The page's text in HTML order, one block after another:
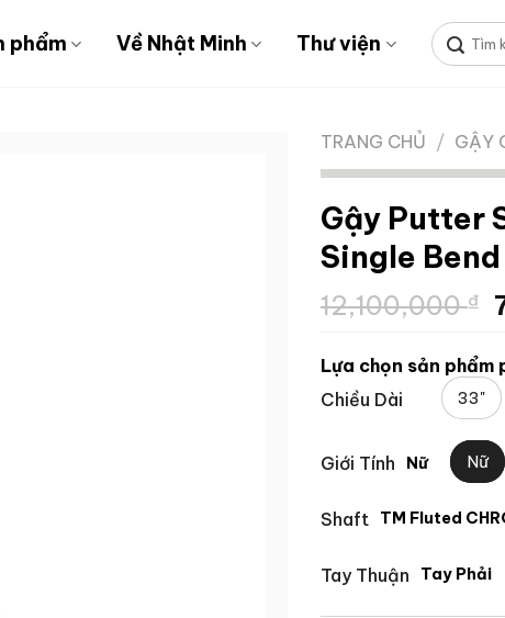
phẩm Về Nhật Minh Thư viện
Tìm
kiếm:
TRANG CHỦ / GẬY
Gậy Putter
Single Bend
12,100,000₫
Lựa chọn sản phẩm
Chiều Dài
33"
Giới Tính Nữ Nữ
Shaft TM Fluted
Tay Thuận Tay Phải